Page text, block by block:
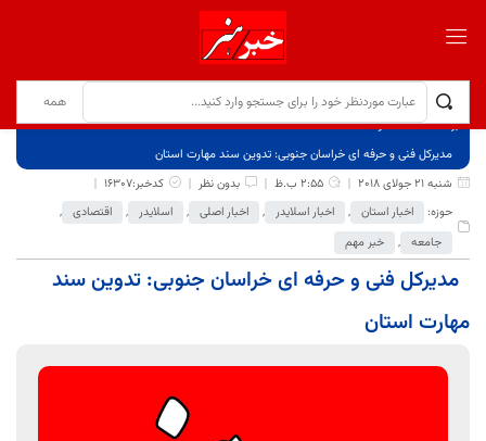
برگ نخست
نوشته‌ها
مدیرکل فنی و حرفه ای خراسان جنوبی: تدوین سند مهارت استان
شنبه 21 جولای 2018
2:55 ب.ظ بدون نظر
کدخبر:16307
حوزه:
اخبار استان , اخبار اسلایدر , اخبار اصلی , اسلایدر , اقتصادی ,
جامعه , خبر مهم
مدیرکل فنی و حرفه ای خراسان جنوبی: تدوین سند
مهارت استان